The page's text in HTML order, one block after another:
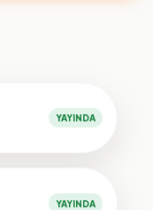
YAYINDA
YAYINDA